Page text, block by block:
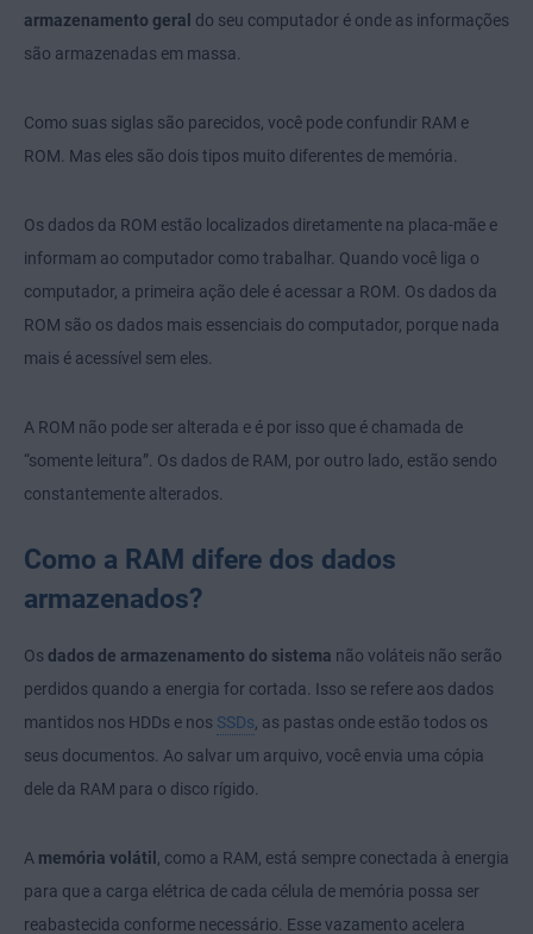
armazenamento geral do seu computador é onde as informações
são armazenadas em massa.
Como suas siglas são parecidos, você pode confundir RAM e
ROM. Mas eles são dois tipos muito diferentes de memória.
Os dados da ROM estão localizados diretamente na placa-mãe e
informam ao computador como trabalhar. Quando você liga o
computador, a primeira ação dele é acessar a ROM. Os dados da
ROM são os dados mais essenciais do computador, porque nada
mais é acessível sem eles.
A ROM não pode ser alterada e é por isso que é chamada de
“somente leitura”. Os dados de RAM, por outro lado, estão sendo
constantemente alterados.
Como a RAM difere dos dados
armazenados?
Os dados de armazenamento do sistema não voláteis não serão
perdidos quando a energia for cortada. Isso se refere aos dados
mantidos nos HDDs e nos SSDs , as pastas onde estão todos os
seus documentos. Ao salvar um arquivo, você envia uma cópia
dele da RAM para o disco rígido.
A memória volátil
, como a RAM, está sempre conectada à energia
para que a carga elétrica de cada célula de memória possa ser
reabastecida conforme necessário. Esse vazamento acelera